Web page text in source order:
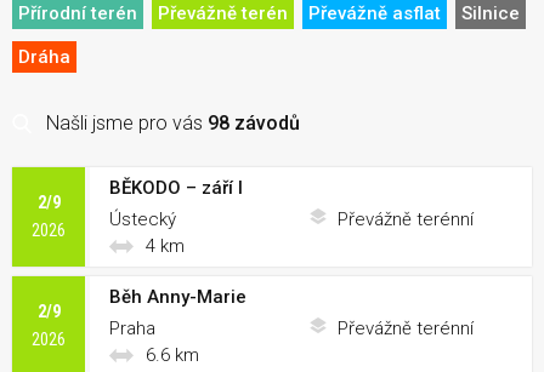
Přírodní terén Převážně terén Převážně asflat
Silnice
Dráha
Našli jsme pro vás 98 závodů
2/9
2026
Ústecký
BĚKODO – září I
Převážně terénní
4 km
2/9
2026
Praha
Běh Anny-Marie
Převážně terénní
6.6 km